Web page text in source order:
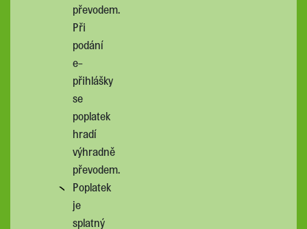
převodem.
Při
podání
e-
přihlášky
se
poplatek
hradí
výhradně
převodem.
Poplatek
je
splatný